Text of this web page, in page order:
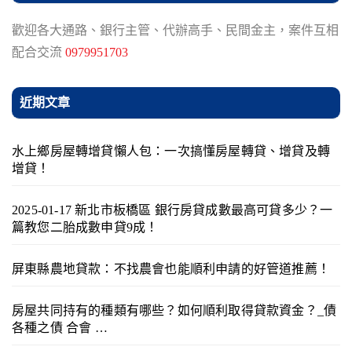
歡迎各大通路、銀行主管、代辦高手、民間金主，案件互相
配合交流 0979951703
近期文章
水上鄉房屋轉增貸懶人包：一次搞懂房屋轉貸、增貸及轉
增貸！
2025-01-17 新北市板橋區 銀行房貸成數最高可貸多少？一
篇教您二胎成數申貸9成！
屏東縣農地貸款：不找農會也能順利申請的好管道推薦！
房屋共同持有的種類有哪些？如何順利取得貸款資金？_債
各種之債 合會 …